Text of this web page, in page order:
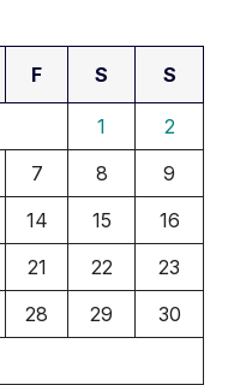
F S S
1
2
7 8
9
14 15
16
21 22
23
28 29
30